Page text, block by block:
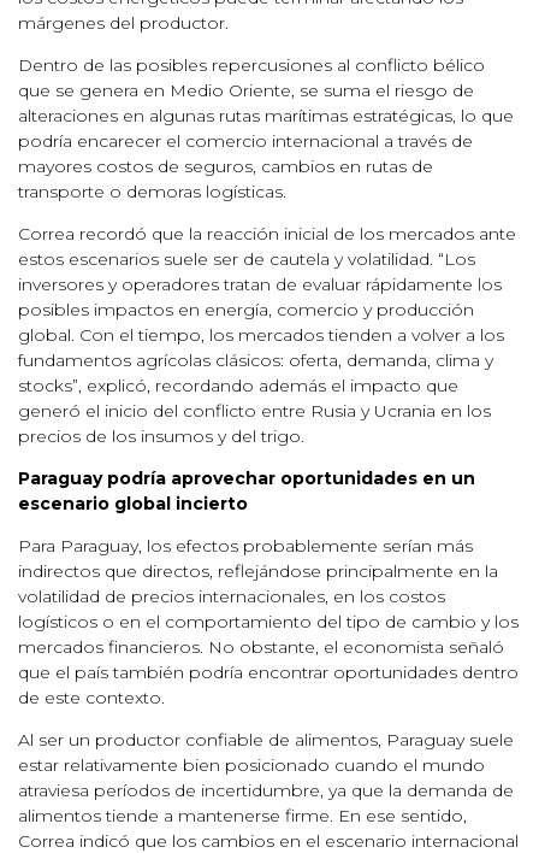
márgenes del productor.
Dentro de las posibles repercusiones al conflicto bélico
que se genera en Medio Oriente, se suma el riesgo de
alteraciones en algunas rutas marítimas estratégicas, lo que
podría encarecer el comercio internacional a través de
mayores costos de seguros, cambios en rutas de
transporte o demoras logísticas.
Correa recordó que la reacción inicial de los mercados ante
estos escenarios suele ser de cautela y volatilidad. “Los
inversores y operadores tratan de evaluar rápidamente los
posibles impactos en energía, comercio y producción
global. Con el tiempo, los mercados tienden a volver a los
fundamentos agrícolas clásicos: oferta, demanda, clima y
stocks”, explicó, recordando además el impacto que
generó el inicio del conflicto entre Rusia y Ucrania en los
precios de los insumos y del trigo.
Paraguay podría aprovechar oportunidades en un
escenario global incierto
Para Paraguay, los efectos probablemente serían más
indirectos que directos, reflejándose principalmente en la
volatilidad de precios internacionales, en los costos
logísticos o en el comportamiento del tipo de cambio y los
mercados financieros. No obstante, el economista señaló
que el país también podría encontrar oportunidades dentro
de este contexto.
Al ser un productor confiable de alimentos, Paraguay suele
estar relativamente bien posicionado cuando el mundo
atraviesa períodos de incertidumbre, ya que la demanda de
alimentos tiende a mantenerse firme. En ese sentido,
Correa indicó que los cambios en el escenario internacional